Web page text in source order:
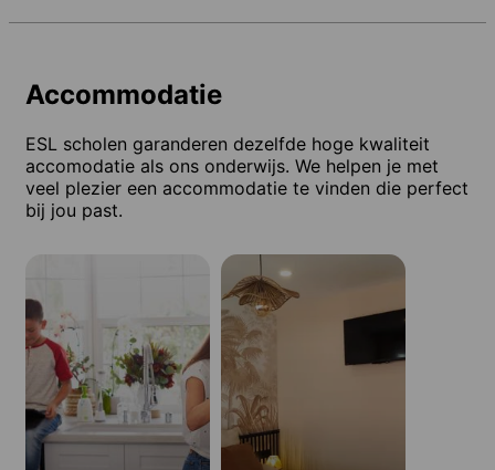
Accommodatie
ESL scholen garanderen dezelfde hoge kwaliteit
accomodatie als ons onderwijs. We helpen je met
veel plezier een accommodatie te vinden die perfect
bij jou past.